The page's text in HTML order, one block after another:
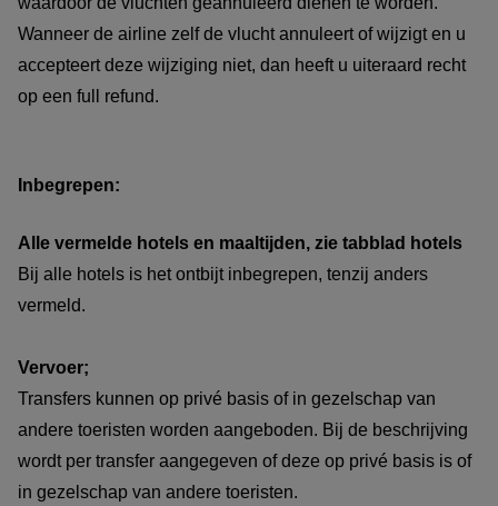
Wanneer de airline zelf de vlucht annuleert of wijzigt en u
accepteert deze wijziging niet, dan heeft u uiteraard recht
op een full refund.
Inbegrepen:
Alle vermelde hotels en maaltijden, zie tabblad hotels
Bij alle hotels is het ontbijt inbegrepen, tenzij anders
vermeld.
Vervoer;
Transfers kunnen op privé basis of in gezelschap van
andere toeristen worden aangeboden. Bij de beschrijving
wordt per transfer aangegeven of deze op privé basis is of
in gezelschap van andere toeristen.